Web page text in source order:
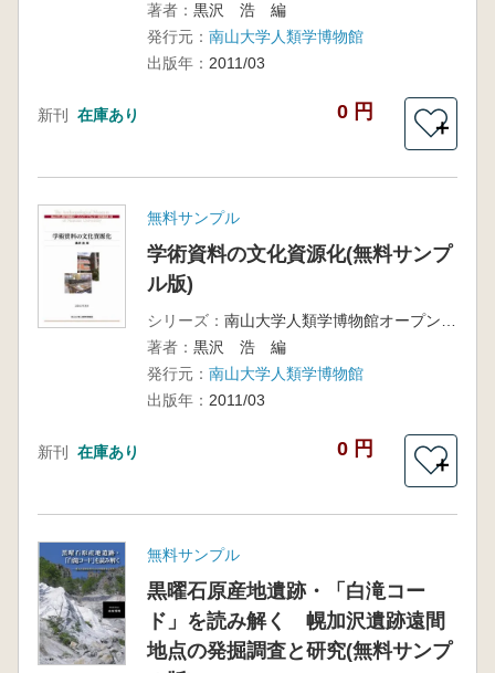
著者： 黒沢 浩 編
発行元： 南山大学人類学博物館
出版年： 2011/03
新刊 在庫あり 0 円
＋
無料サンプル
学術資料の文化資源化(無料サンプ
ル版)
シリーズ：
著者： 黒沢 浩 編
発行元： 南山大学人類学博物館
出版年： 2011/03
新刊 在庫あり 0 円
＋
無料サンプル
黒曜石原産地遺跡・「白滝コー
ド」を読み解く 幌加沢遺跡遠間
地点の発掘調査と研究(無料サンプ